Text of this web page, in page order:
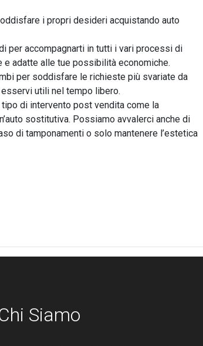
i propri desideri acquistando auto
per accompagnarti in tutti i vari processi di
adatte alle tue possibilità economiche.
per soddisfare le richieste più svariate da
utili nel tempo libero.
tipo di intervento post vendita come la
sostitutiva. Possiamo avvalerci anche di
di tamponamenti o solo mantenere l’estetica
Siamo